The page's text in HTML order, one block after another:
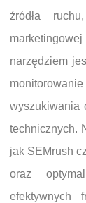
źródła
narzędziem
wyszukiwania
technicznych.
jak SEMrush
oraz
efektywnych